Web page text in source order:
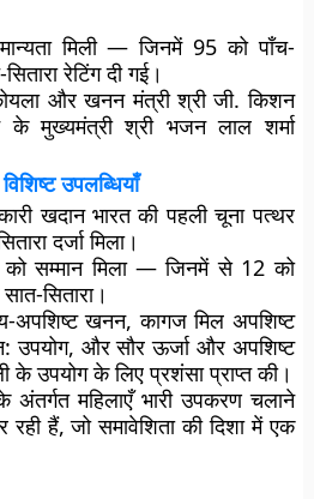
मिली — जिनमें 95 को पाँच-
रेटिंग दी गई।
और खनन मंत्रीश्री जी. किशन
के मुख्यमंत्रीश्री भजन लाल शर्मा
उपलब्धियाँ
खदानभारत की पहली चूना पत्थर
दर्जा मिला।
सम्मान मिला — जिनमें से 12 को
सितारा।
अपशिष्ट खनन,कागज मिल अपशिष्ट
उपयोग, औरसौर ऊर्जा और अपशिष्ट
के उपयोग के लिए प्रशंसा प्राप्त की।
महिलाएँ भारी उपकरण चलाने
रही हैं, जो समावेशिता की दिशा में एक